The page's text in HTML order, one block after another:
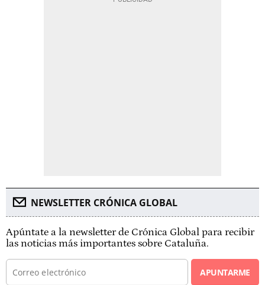
NEWSLETTER CRÓNICA GLOBAL
Apúntate a la newsletter de Crónica Global para recibir
las noticias más importantes sobre Cataluña.
APUNTARME